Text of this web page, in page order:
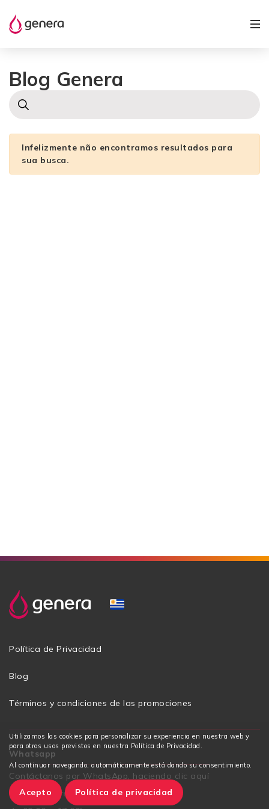
Blog Genera
Infelizmente não encontramos resultados para
sua busca.
Utilizamos las cookies para personalizar su experiencia en nuestra web y
para otros usos previstos en nuestra Política de Privacidad.
Al continuar navegando, automáticamente está dando su consentimiento.
Acepto Política de privacidad
Política de Privacidad
Blog
Términos y condiciones de las promociones
Whatsapp
Contáctanos por WhatsApp, haciendo clic aquí
Lunes a viernes